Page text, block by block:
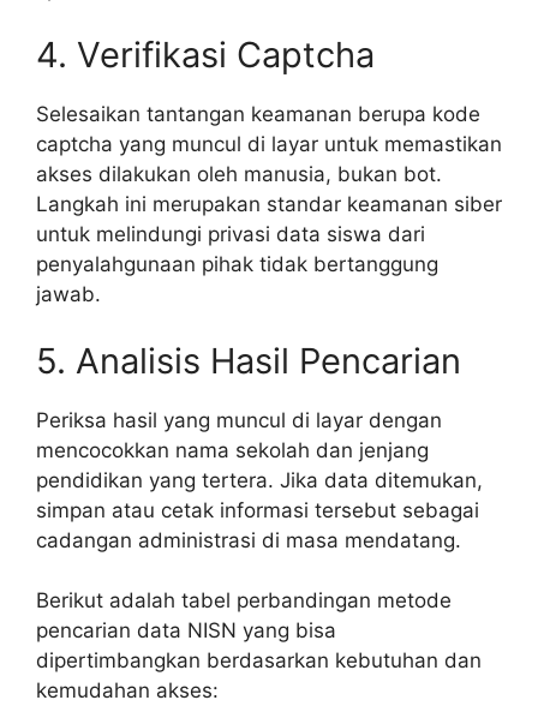
4. Verifikasi Captcha
Selesaikan tantangan keamanan berupa kode
captcha yang muncul di layar untuk memastikan
akses dilakukan oleh manusia, bukan bot.
Langkah ini merupakan standar keamanan siber
untuk melindungi privasi data siswa dari
penyalahgunaan pihak tidak bertanggung
jawab.
5. Analisis Hasil Pencarian
Periksa hasil yang muncul di layar dengan
mencocokkan nama sekolah dan jenjang
pendidikan yang tertera. Jika data ditemukan,
simpan atau cetak informasi tersebut sebagai
cadangan administrasi di masa mendatang.
Berikut adalah tabel perbandingan metode
pencarian data NISN yang bisa
dipertimbangkan berdasarkan kebutuhan dan
kemudahan akses: